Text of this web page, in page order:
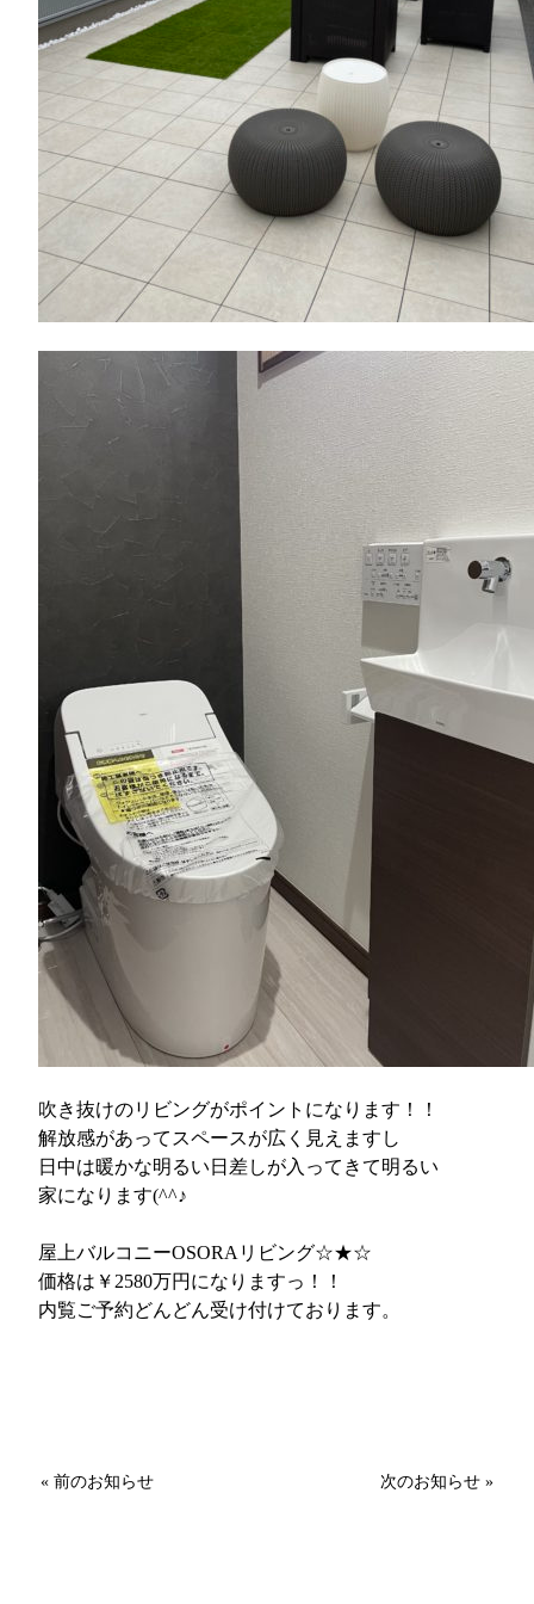
吹き抜けのリビングがポイントになります！！
解放感があってスペースが広く見えますし
日中は暖かな明るい日差しが入ってきて明るい
家になります(^^♪
屋上バルコニーOSORAリビング☆★☆
価格は￥2580万円になりますっ！！
内覧ご予約どんどん受け付けております。
« 前のお知らせ 次のお知らせ »